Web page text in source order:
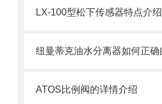
LX-100型松下传感器特点介绍
ATOS比例阀的详情介绍